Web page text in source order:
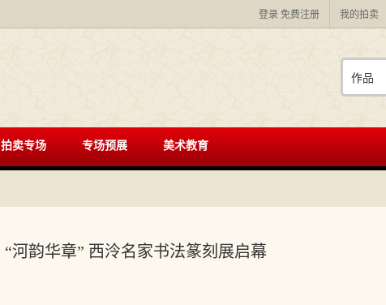
登录 免费注册 我的拍卖
拍卖专场 专场预展 美术教育
“河韵华章” 西泠名家书法篆刻展启幕